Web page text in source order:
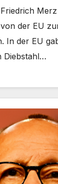
der EU
In der EU
Diebstahl…